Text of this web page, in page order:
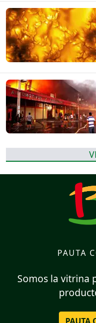
PAUTA
Somos la vitrina